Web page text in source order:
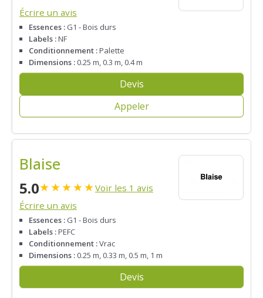
Écrire un avis
Essences : G1 - Bois durs
Labels :NF
Conditionnement :Palette
Dimensions : 0.25 m, 0.3 m, 0.4 m
Devis
Appeler
Blaise
5.0★★★★★Voir les 1 avis
Écrire un avis
Essences : G1 - Bois durs
Labels :PEFC
Conditionnement :Vrac
Dimensions : 0.25 m, 0.33 m, 0.5 m, 1 m
Devis